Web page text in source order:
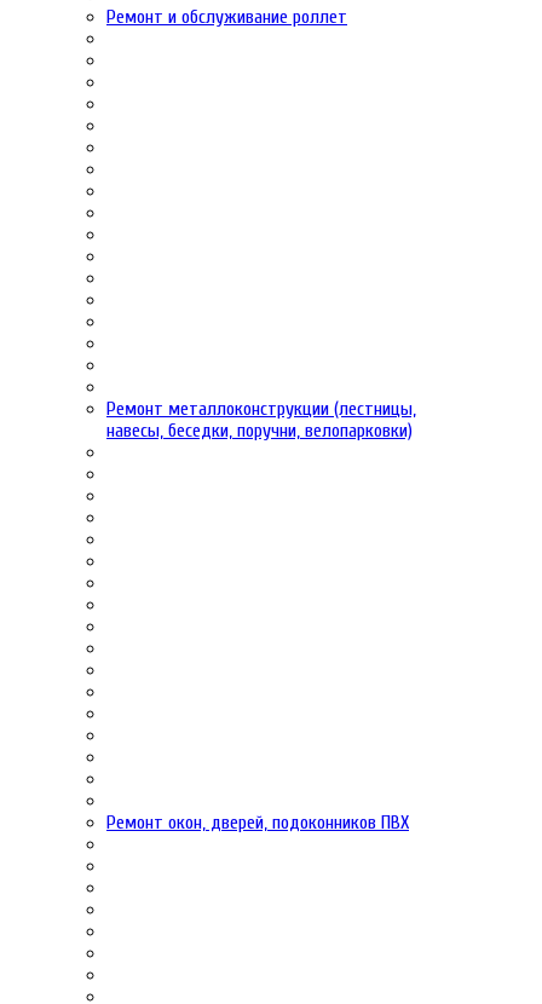
Ремонт и обслуживание роллет
Ремонт металлоконструкции (лестницы,
навесы, беседки, поручни, велопарковки)
Ремонт окон, дверей, подоконников ПВХ